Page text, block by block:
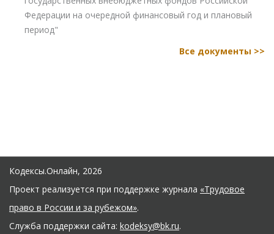
Федерации на очередной финансовый год и плановый
период"
Все документы >>
Кодексы.Онлайн, 2026
Проект реализуется при поддержке журнала «Трудовое
право в России и за рубежом».
Служба поддержки сайта: kodeksy@bk.ru.